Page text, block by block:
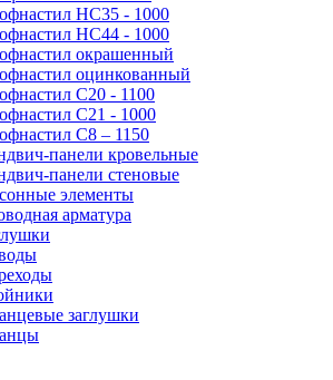
НС35 - 1000
НС44 - 1000
окрашенный
оцинкованный
С20 - 1100
С21 - 1000
С8 – 1150
панели кровельные
панели стеновые
элементы
арматура
заглушки